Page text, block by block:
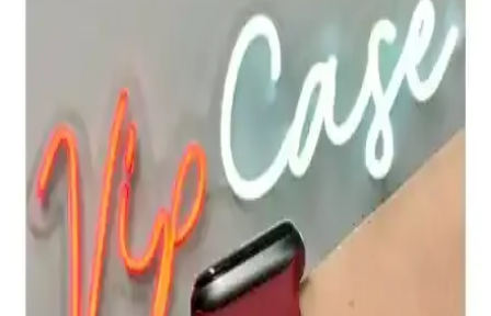
Mahzen Watch Uyumlu Seri: Şık ve Dayanıklı
Apple Watch Kordonu Özellikleri ve Kullanım
Mahzen Watch Uyumlu Seri, şık tasarımı ve dayanıklı
malzemeleriyle Apple Watch kullanıcılarına uygun, kolay takıp
çıkarılan ve çeşitli renk seçenekleriyle öne çıkan bir saat kayışıdır.
Apple Watch Series 6 ve Apple Hesap Güvenliği:
Güncel Sorunlar ve Çözüm Yolları
Apple Watch Series 6 ve Apple ID sorunlarına odaklanan bu içerik,
güvenlik önlemleri ve çözüm yollarını detaylandırarak kullanıcıların
deneyimini artırmayı hedefler.